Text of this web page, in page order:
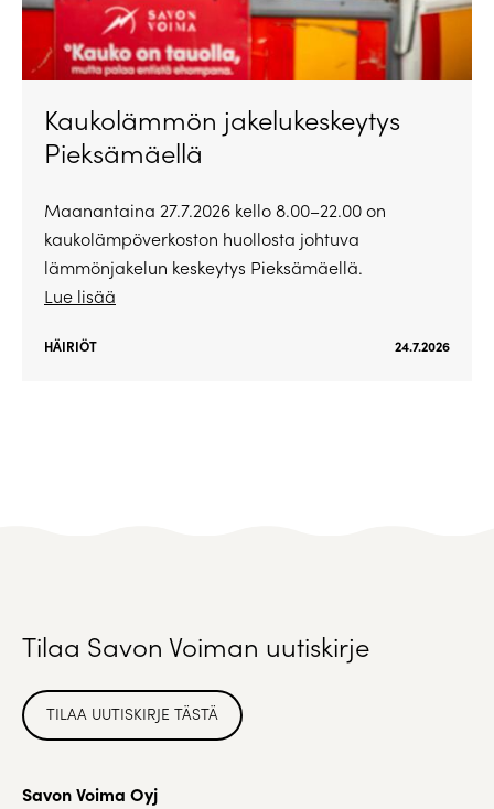
Kaukolämmön jakelukeskeytys
Pieksämäellä
Maanantaina 27.7.2026 kello 8.00–22.00 on
kaukolämpöverkoston huollosta johtuva
lämmönjakelun keskeytys Pieksämäellä.
Lue lisää
HÄIRIÖT 24.7.2026
Tilaa Savon Voiman uutiskirje
TILAA UUTISKIRJE TÄSTÄ
Savon Voima Oyj